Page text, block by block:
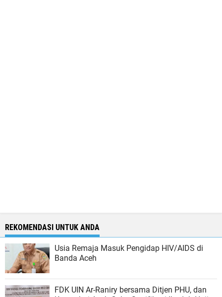
REKOMENDASI UNTUK ANDA
Usia Remaja Masuk Pengidap HIV/AIDS di
Banda Aceh
FDK UIN Ar-Raniry bersama Ditjen PHU, dan